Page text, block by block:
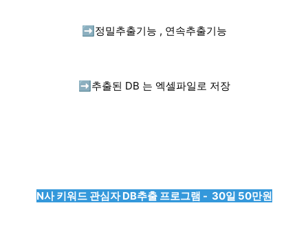
➡️ 정밀추출기능 , 연속추출기능
➡️ 추출된 DB 는 엑셀파일로 저장
N사 키워드 관심자 DB추출 프로그램 - 30일 50만원